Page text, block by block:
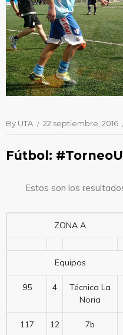
By UTA 22 septiembre, 2016
Fútbol:
Estos son los
ZONA A
Equipos
95 4
Técnica La
Noria
117 12 7b